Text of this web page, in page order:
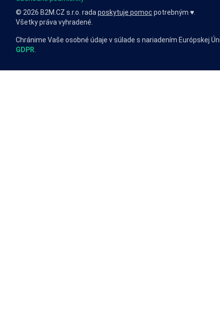
© 2026 B2M.CZ s.r.o. rada poskytuje pomoc potrebným ♥️.
Všetky práva vyhradené.
Chránime Vaše osobné údaje v súlade s nariadením Európskej
GDPR